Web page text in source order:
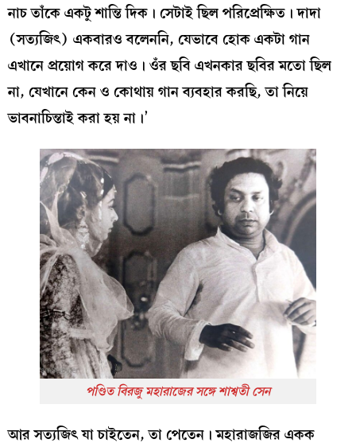
নাচ তাঁকে একটু শান্তি দিক। সেটাই ছিল পরিপ্রেক্ষিত। দাদা
(সত্যজিৎ) একবারও বলেননি, যেভাবে হোক একটা গান
এখানে প্রয়োগ করে দাও। ওঁর ছবি এখনকার ছবির মতো ছিল
না, যেখানে কেন ও কোথায় গান ব্যবহার করছি, তা নিয়ে
ভাবনাচিন্তাই করা হয় না।’
পণ্ডিত বিরজু মহারাজের সঙ্গে শাশ্বতী সেন
আর সত্যজিৎ যা চাইতেন, তা পেতেন। মহারাজজির একক